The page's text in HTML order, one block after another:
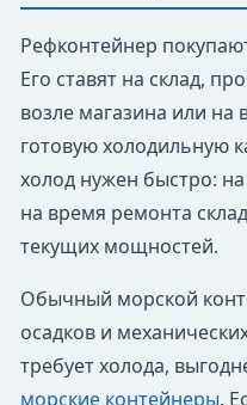
Рефконтейнер
Его ставят на склад,
возле магазина или
готовую холодильную
холод нужен быстро:
на время ремонта
текущих мощностей.
Обычный морской
осадков и
требует холода,
морские контейнеры.